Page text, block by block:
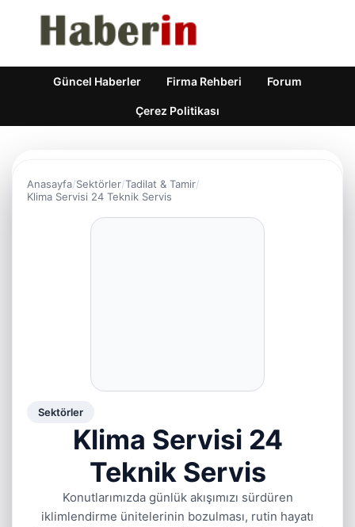
Güncel Haberler Firma Rehberi Forum
Çerez Politikası
Anasayfa Sektörler Tadilat & Tamir
Klima Servisi 24 Teknik Servis
Sektörler
Klima Servisi 24
Teknik Servis
Konutlarımızda günlük akışımızı sürdüren
iklimlendirme ünitelerinin bozulması, rutin hayatı